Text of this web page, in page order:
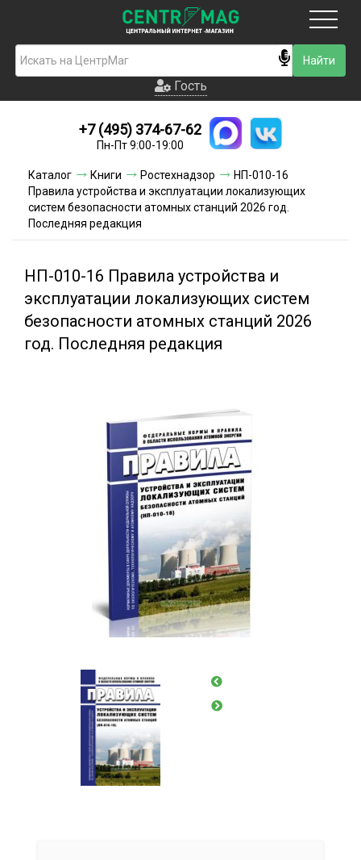
Гость
Новинки
Условия доставки
Условия оплаты
Акции и скидки
Гость
+7 (495) 374-67-62
Пн-Пт 9:00-19:00
Каталог Книги Ростехнадзор
НП-010-16
Правила устройства и эксплуатации локализующих
систем безопасности атомных станций 2026 год.
Последняя редакция
НП-010-16 Правила устройства и
эксплуатации локализующих систем
безопасности атомных станций 2026
год. Последняя редакция